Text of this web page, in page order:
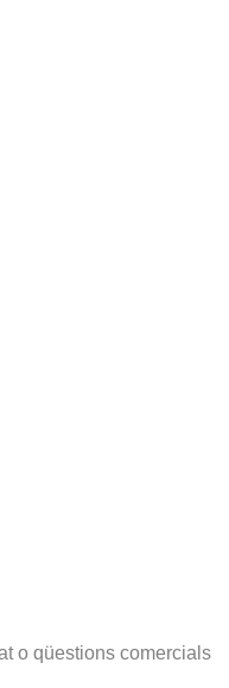
o qüestions comercials